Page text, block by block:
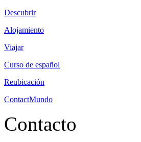
Descubrir
Alojamiento
Viajar
Curso de español
Reubicación
ContactMundo
Contacto